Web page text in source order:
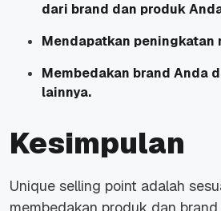
dari brand dan produk
Mendapatkan peningkatan
Membedakan brand Anda
lainnya.
Kesimpulan
Unique selling point adalah